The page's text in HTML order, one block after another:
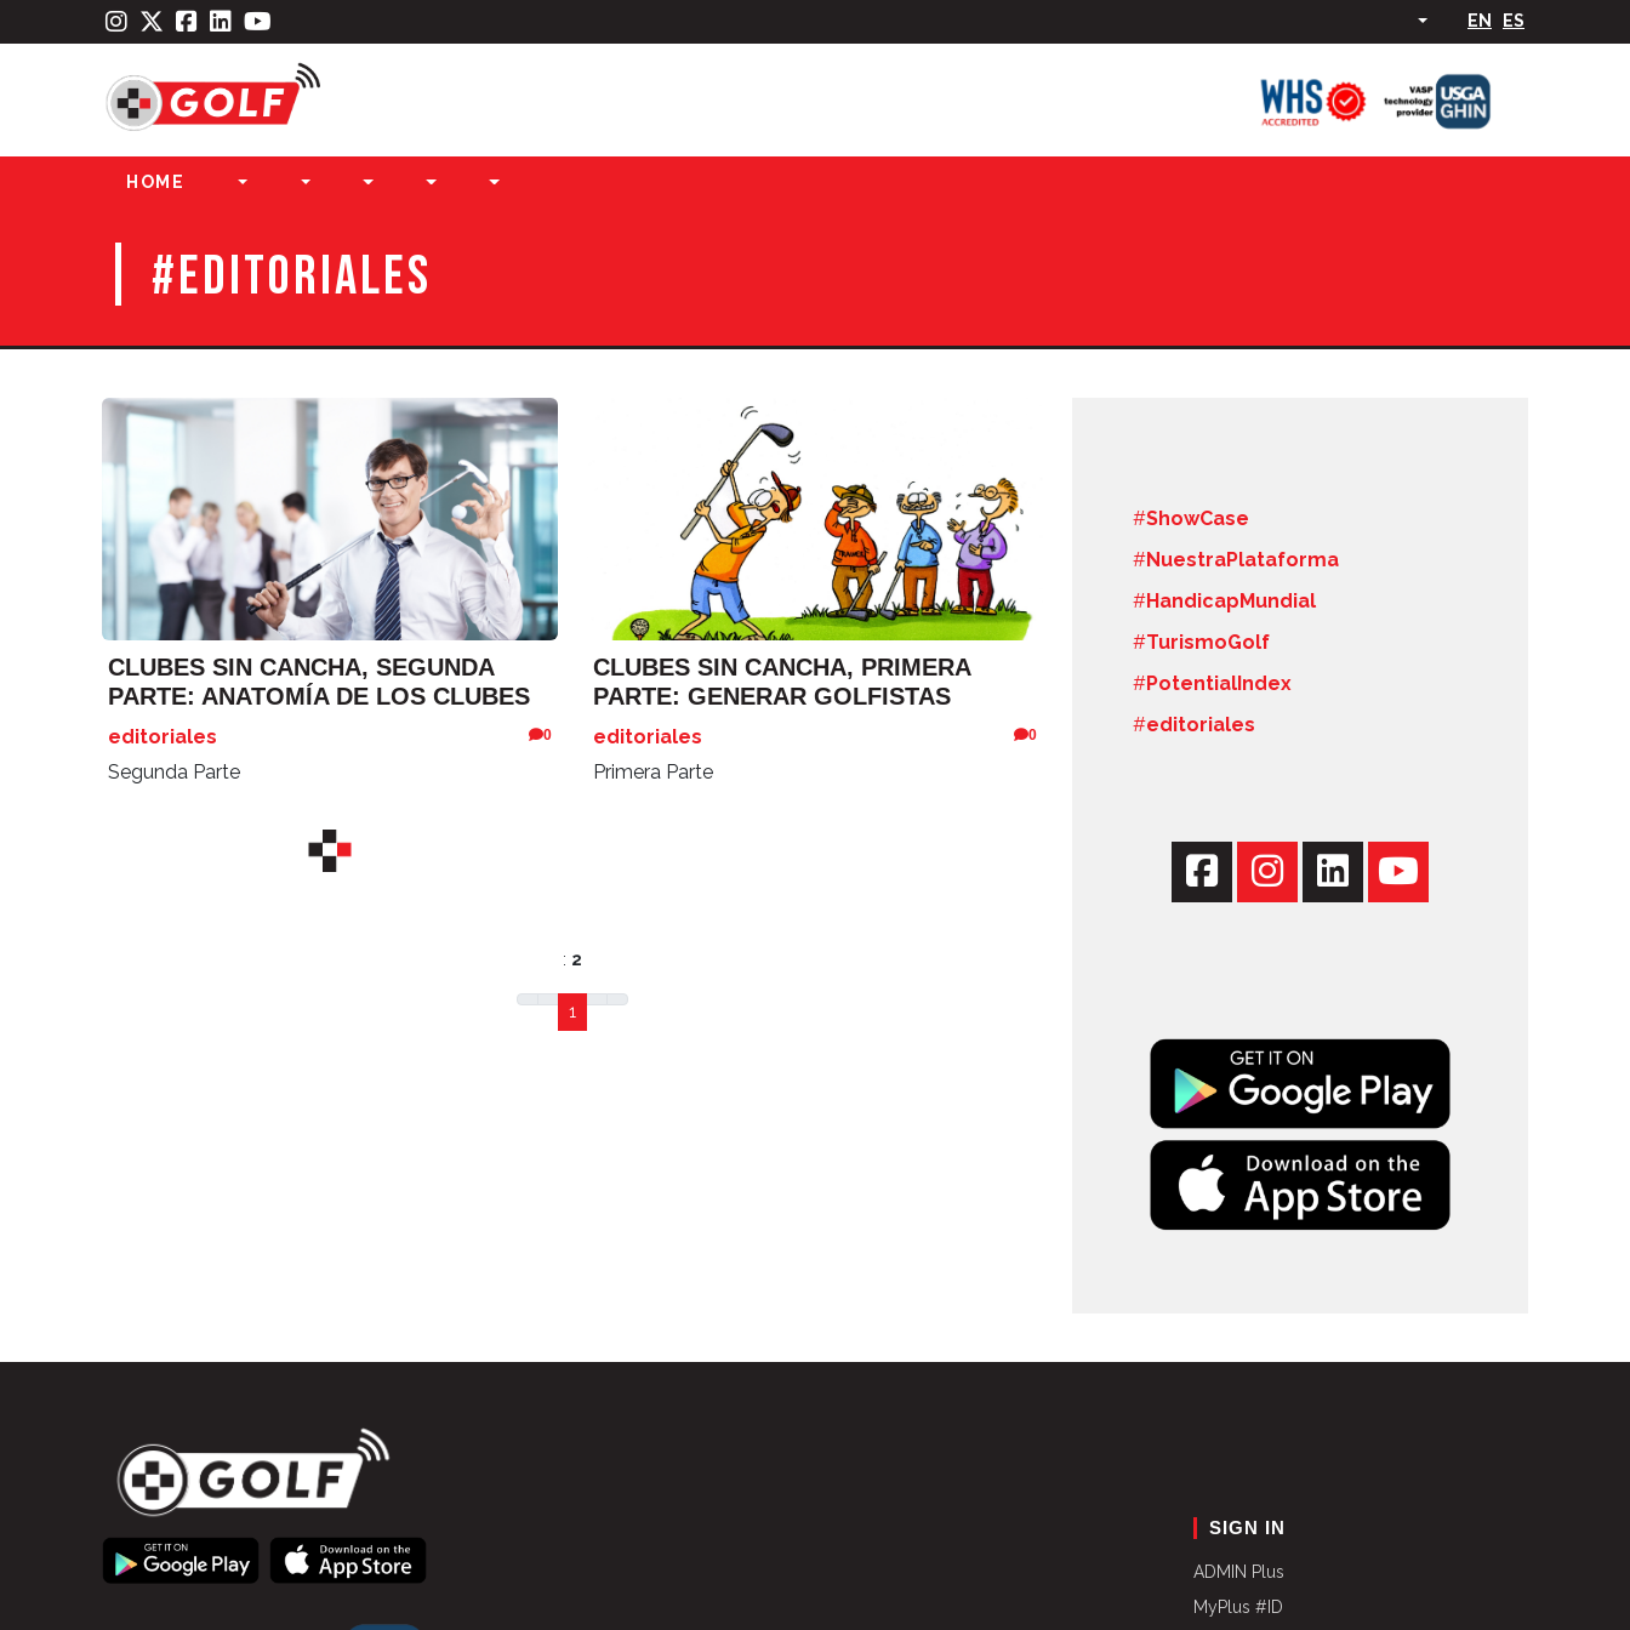
EN ES
HOME
#EDITORIALES
CLUBES SIN CANCHA, SEGUNDA
PARTE: ANATOMÍA DE LOS CLUBES
editoriales 0
Segunda Parte
CLUBES SIN CANCHA, PRIMERA
PARTE: GENERAR GOLFISTAS
editoriales 0
Primera Parte
: 2
1
#ShowCase
#NuestraPlataforma
#HandicapMundial
#TurismoGolf
#PotentialIndex
#editoriales
SIGN IN
ADMIN Plus
MyPlus #ID